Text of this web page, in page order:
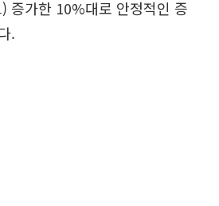
증가한 10%대로 안정적인 증
.